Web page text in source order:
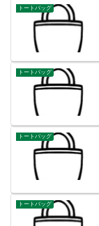
トートバッグ
トートバッグ
トートバッグ
トートバッグ